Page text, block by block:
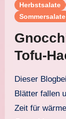
Herbstsalate
Sommersalate
Tofu-
Dieser Blogbeitrag enthält Eigenwerbung Wenn die
Blätter fallen
Zeit für